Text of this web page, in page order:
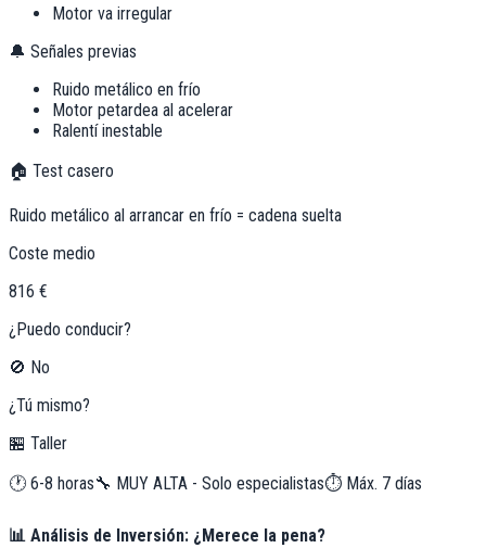
Motor va irregular
🔔 Señales previas
Ruido metálico en frío
Motor petardea al acelerar
Ralentí inestable
🏠 Test casero
Ruido metálico al arrancar en frío = cadena suelta
Coste medio
816 €
¿Puedo conducir?
🚫 No
¿Tú mismo?
🏪 Taller
🕐 6-8 horas🔧 MUY ALTA - Solo especialistas⏱️ Máx. 7 días
📊 Análisis de Inversión: ¿Merece la pena?